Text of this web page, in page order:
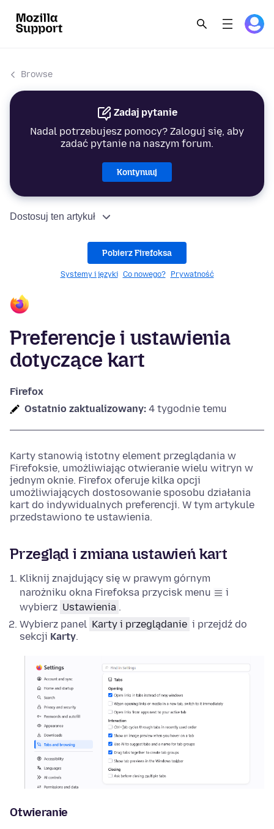
Browse
Zadaj pytanie
Nadal potrzebujesz pomocy? Zaloguj się, aby
zadać pytanie na naszym forum.
Kontynuuj
Dostosuj ten artykuł
Pobierz Firefoksa
Systemy i języki Co nowego? Prywatność
Preferencje i ustawienia
dotyczące kart
Firefox
Ostatnio zaktualizowany: 4 tygodnie temu
Karty stanowią istotny element przeglądania w
Firefoksie, umożliwiając otwieranie wielu witryn w
jednym oknie. Firefox oferuje kilka opcji
umożliwiających dostosowanie sposobu działania
kart do indywidualnych preferencji. W tym artykule
przedstawiono te ustawienia.
Przegląd i zmiana ustawień kart
Kliknij znajdujący się w prawym górnym
narożniku okna Firefoksa przycisk menu
i
wybierz Ustawienia .
Wybierz panel Karty i przeglądanie i przejdź do
sekcji Karty.
Otwieranie